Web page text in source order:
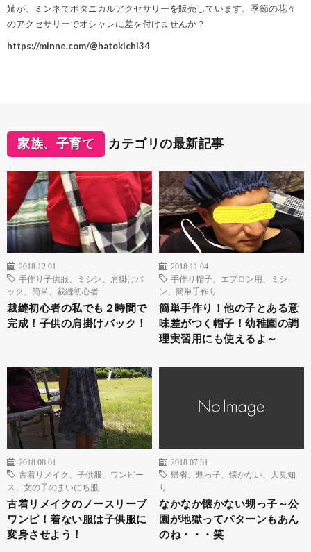
姉が、ミンネでボタニカルアクセサリーを販売しています。季節の花々
のアクセサリーでオシャレに差を付けませんか？
https://minne.com/@hatokichi34
家族、子育て カテゴリの最新記事
2018.12.01
手作り子供服、ミシン、肩掛けバ
ック、簡単、裁縫初心者
裁縫初心者の私でも２時間で
完成！子供の肩掛けバック！
2018.11.04
手作り帽子、エプロン用、ミシ
ン、簡単手作り
簡単手作り！他の子とある意
味差がつく帽子！幼稚園の調
理実習用にも使えるよ～
2018.08.01
古着リメイク、子供服、ワンピー
ス、女の子のまいにち服
古着リメイクのノースリーブ
ワンピ！着ない服は子供服に
変身させよう！
2018.07.31
帰省、甥っ子、懐かない、人見知
り
なかなか懐かない甥っ子～公
園が地獄ってパターンもあん
のね・・・笑